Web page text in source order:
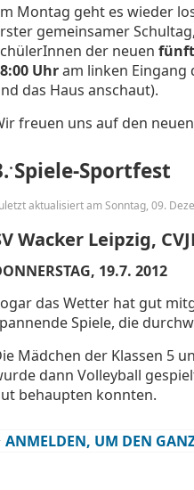
Montag geht es wieder
gemeinsamer
der neuen
Uhram linken Eingang
das Haus anschaut).
freuen uns auf den
Spiele-Sportfest
aktualisiert am Sonntag, 09.
Wacker Leipzig,
19.7. 2012
das Wetter hat gut
Spiele, die
Mädchen der Klassen 5
dann Volleyball
behaupten konnten.
ANMELDEN, UM DEN